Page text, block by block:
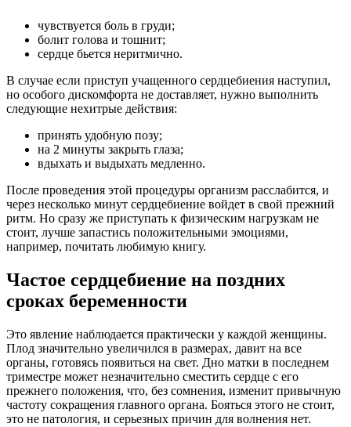
чувствуется боль в груди;
болит голова и тошнит;
сердце бьется неритмично.
В случае если приступ учащенного сердцебиения наступил,
но особого дискомфорта не доставляет, нужно выполнить
следующие нехитрые действия:
принять удобную позу;
на 2 минуты закрыть глаза;
вдыхать и выдыхать медленно.
После проведения этой процедуры организм расслабится, и
через несколько минут сердцебиение войдет в свой прежний
ритм. Но сразу же приступать к физическим нагрузкам не
стоит, лучше запастись положительными эмоциями,
например, почитать любимую книгу.
Частое сердцебиение на поздних
сроках беременности
Это явление наблюдается практически у каждой женщины.
Плод значительно увеличился в размерах, давит на все
органы, готовясь появиться на свет. Дно матки в последнем
триместре может незначительно сместить сердце с его
прежнего положения, что, без сомнения, изменит привычную
частоту сокращения главного органа. Бояться этого не стоит,
это не патология, и серьезных причин для волнения нет.